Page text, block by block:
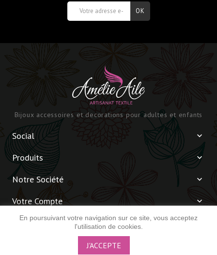
Bijoux accessoires et decorations pour adultes et enfants
Social 
Produits 
Notre Société 
Votre Compte 
Informations 
En poursuivant votre navigation sur ce site, vous acceptez
l'utilisation de cookies.
J'ACCEPTE
© 2026 - Amélie Aile -Réalisé par Simon Ducloux